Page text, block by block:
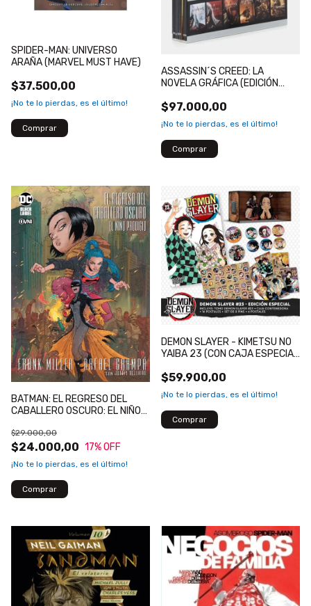
SPIDER-MAN: UNIVERSO
ARAÑA (MARVEL MUST HAVE)
$37.500,00
¡No te lo pierdas, es el último!
ASSASSIN´S CREED: LA
NOVELA GRÁFICA (EDICIÓN
$97.000,00
¡No te lo pierdas, es el último!
BATMAN: EL REGRESO DEL
CABALLERO OSCURO: EL NIÑO
$24.000,00
$29.000,00
17% OFF
¡No te lo pierdas, es el último!
DEMON SLAYER - KIMETSU NO
YAIBA 23 (CON CAJA ESPECIAL
$59.900,00
¡No te lo pierdas, es el último!